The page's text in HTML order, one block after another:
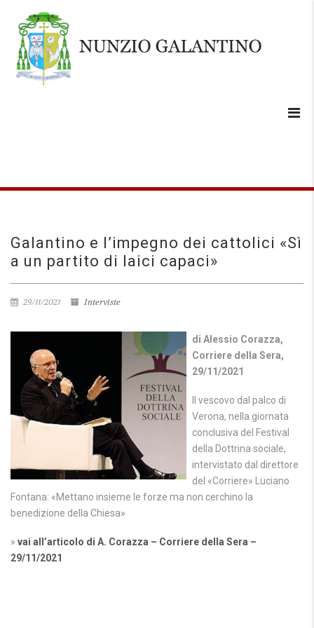
Galantino e l’impegno dei cattolici «Sì
a un partito di laici capaci»
29/11/2021 Interviste
di Alessio Corazza,
Corriere della Sera,
29/11/2021
Il vescovo dal palco di
Verona, nella giornata
conclusiva del Festival
della Dottrina sociale,
intervistato dal direttore
del «Corriere» Luciano
Fontana: «Mettano insieme le forze ma non cerchino la
benedizione della Chiesa»
» vai all’articolo di A. Corazza – Corriere della Sera –
29/11/2021